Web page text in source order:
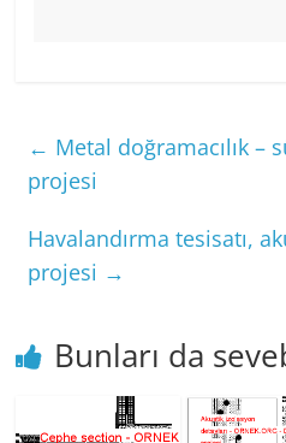
← Metal doğramacılık –
projesi
Havalandırma tesisatı,
projesi →
Bunları da